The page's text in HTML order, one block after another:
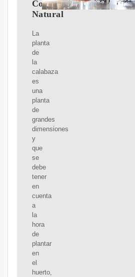
Cosmética
Natural
La
planta
de
la
calabaza
es
una
planta
de
grandes
dimensiones
y
que
se
debe
tener
en
cuenta
a
la
hora
de
plantar
en
el
huerto,